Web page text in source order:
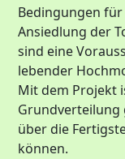
Bedingungen
Ansiedlung der
sind eine
lebender
Mit dem Projekt
Grundverteilung
über die
können.